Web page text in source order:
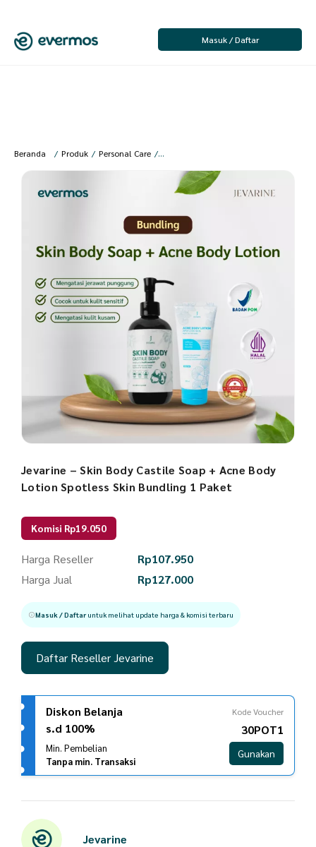
Masuk / Daftar
Beranda / Produk / Personal Care / Perawatan Tubuh
Jevarine – Skin Body Castile Soap + Acne Body
Lotion Spotless Skin Bundling 1 Paket
Komisi Rp19.050
Harga Reseller Rp107.950
Harga Jual
Rp127.000
Masuk / Daftaruntuk melihat update harga & komisi terbaru
Daftar Reseller Jevarine
Diskon Belanja
s.d 100%
Min. Pembelian
Tanpa min. Transaksi
Kode Voucher
30POT1
Gunakan
Jevarine